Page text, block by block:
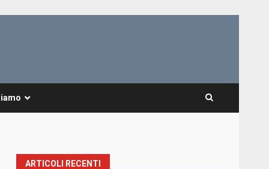
ARTICOLI RECENTI